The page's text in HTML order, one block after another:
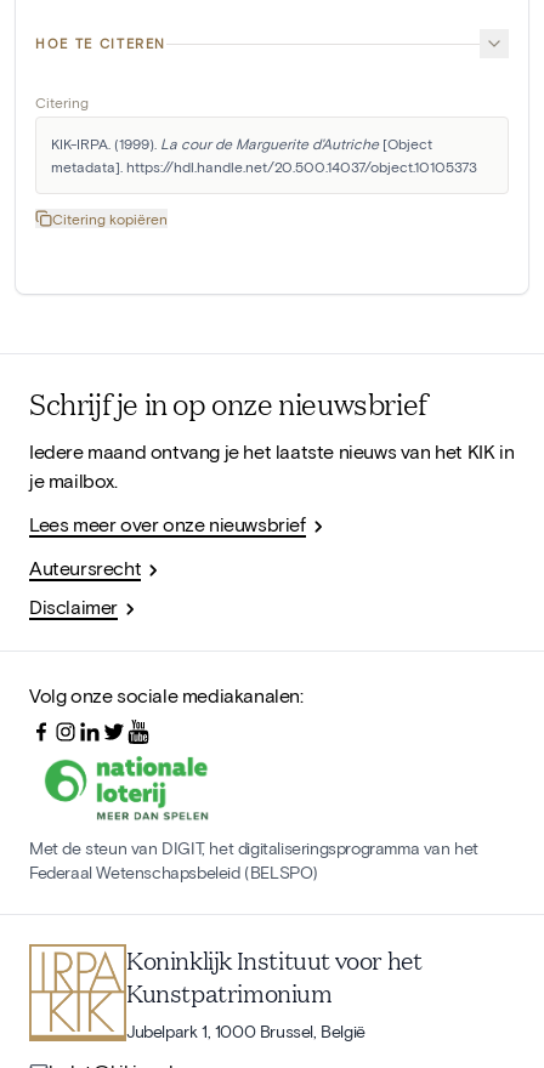
HOE TE CITEREN
Citering
KIK-IRPA. (1999). La cour de Marguerite d'Autriche [Object
metadata]. https://hdl.handle.net/20.500.14037/object.10105373
Citering kopiëren
Schrijf je in op onze nieuwsbrief
Iedere maand ontvang je het laatste nieuws van het KIK in
je mailbox.
Lees meer over onze nieuwsbrief
Auteursrecht
Disclaimer
Volg onze sociale mediakanalen:
Met de steun van DIGIT, het digitaliseringsprogramma van het
Federaal Wetenschapsbeleid (BELSPO)
Koninklijk Instituut voor het
Kunstpatrimonium
Jubelpark 1, 1000 Brussel, België